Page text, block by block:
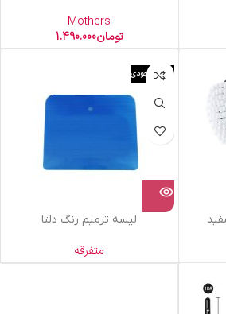
Mothers
تومان1.490.000
اتمام موجودی
لیسه ترمیم رنگ دلتا
متفرقه